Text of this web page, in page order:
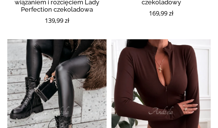
wiązaniem i rozcięciem Lady
Perfection czekoladowa
139,99 zł
czekoladowy
169,99 zł